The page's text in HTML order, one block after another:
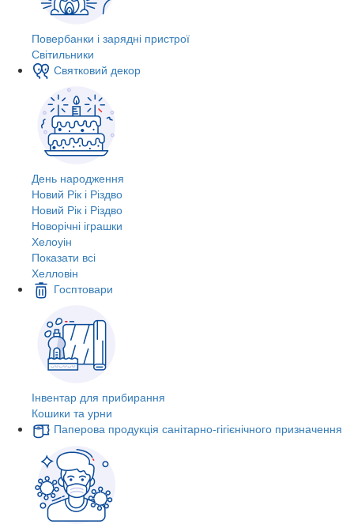
Повербанки і зарядні пристрої
Світильники
Святковий декор
День народження
Новий Рік і Різдво
Новий Рік і Різдво
Новорічні іграшки
Хелоуін
Показати всі
Хелловін
Госптовари
Інвентар для прибирання
Кошики та урни
Паперова продукція санітарно-гігієнічного призначення